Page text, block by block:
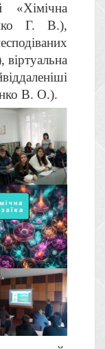
«Хімічна
Г. В.),
В. О.).